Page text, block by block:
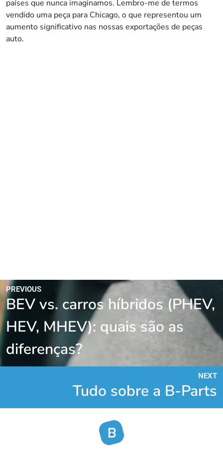
países que nunca imaginamos. Lembro-me de termos
vendido uma peça para Chicago, o que representou um
aumento significativo nas nossas exportações de peças
auto.
PREVIOUS
BEV vs. carros híbridos (PHEV,
HEV, MHEV): quais são as
diferenças?
NEXT
Tudo sobre a B-Parts